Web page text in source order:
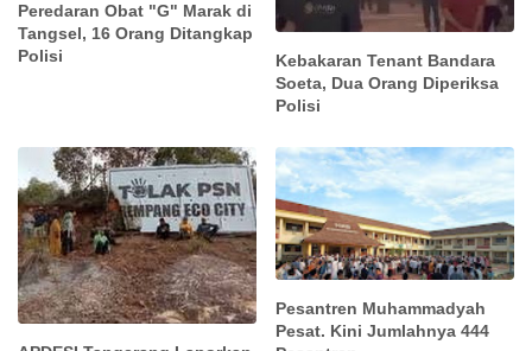
Peredaran Obat "G" Marak di
Tangsel, 16 Orang Ditangkap
Polisi
Kebakaran Tenant Bandara
Soeta, Dua Orang Diperiksa
Polisi
Pesantren Muhammadyah
Pesat. Kini Jumlahnya 444